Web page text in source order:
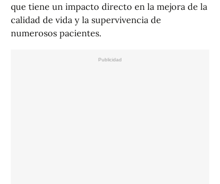
que tiene un impacto directo en la mejora de la
calidad de vida y la supervivencia de
numerosos pacientes.